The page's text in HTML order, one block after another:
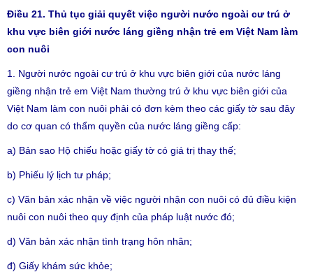
Điều 21. Thủ tục giải quyết việc người nước ngoài cư trú ở
khu vực biên giới nước láng giềng nhận trẻ em Việt Nam làm
con nuôi
1. Người nước ngoài cư trú ở khu vực biên giới của nước láng
giềng nhận trẻ em Việt Nam thường trú ở khu vực biên giới của
Việt Nam làm con nuôi phải có đơn kèm theo các giấy tờ sau đây
do cơ quan có thẩm quyền của nước láng giềng cấp:
a) Bản sao Hộ chiếu hoặc giấy tờ có giá trị thay thế;
b) Phiếu lý lịch tư pháp;
c) Văn bản xác nhận về việc người nhận con nuôi có đủ điều kiện
nuôi con nuôi theo quy định của pháp luật nước đó;
d) Văn bản xác nhận tình trạng hôn nhân;
đ) Giấy khám sức khỏe;